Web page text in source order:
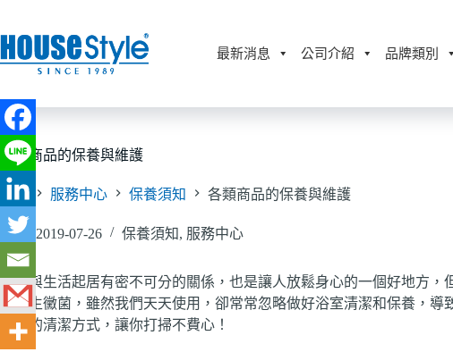
至
主
內
容
最新消息 公司介紹 品牌類別
各類商品的保養與維護
首頁 服務中心 保養須知 各類商品的保養與維護
2019-07-26 保養須知, 服務中心
浴室與生活起居有密不可分的關係，也是讓人放鬆身心的一個好地方
和滋生黴菌，雖然我們天天使用，卻常常忽略做好浴室清潔和保養，
簡單的清潔方式，讓你打掃不費心！